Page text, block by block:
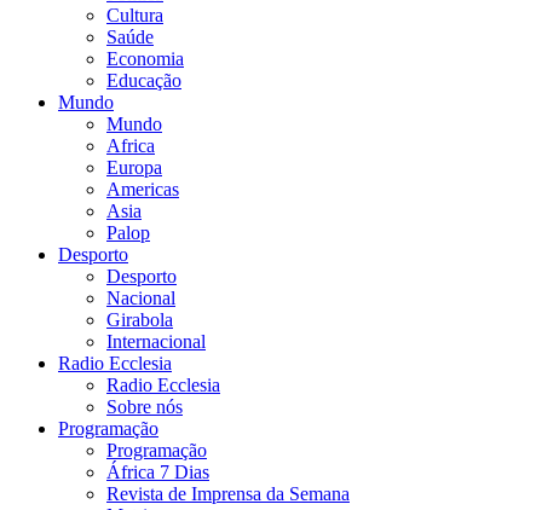
Cultura
Saúde
Economia
Educação
Mundo
Mundo
Africa
Europa
Americas
Asia
Palop
Desporto
Desporto
Nacional
Girabola
Internacional
Radio Ecclesia
Radio Ecclesia
Sobre nós
Programação
Programação
África 7 Dias
Revista de Imprensa da Semana